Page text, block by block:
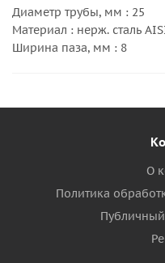
Диаметр трубы, мм : 25
Материал : нерж. сталь
Ширина паза, мм : 8
О
Политика